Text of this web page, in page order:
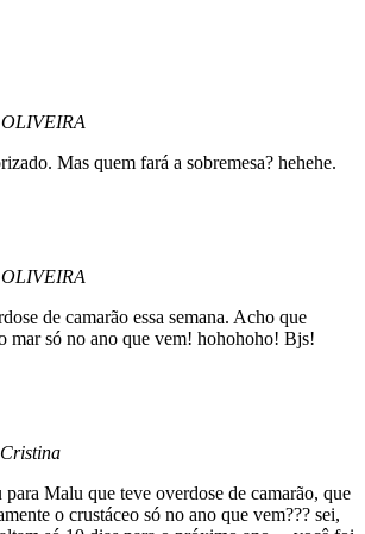
Mas quem fará a sobremesa? hehehe.
de camarão essa semana. Acho que
mar só no ano que vem! hohohoho! Bjs!
Malu que teve overdose de camarão, que
o crustáceo só no ano que vem??? sei,